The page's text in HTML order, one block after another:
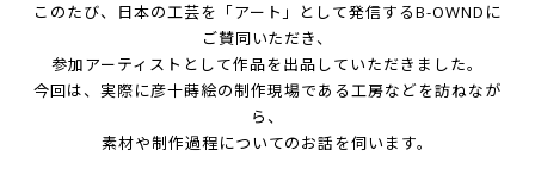
このたび、日本の工芸を「アート」として発信するB-OWNDに
ご賛同いただき、
参加アーティストとして作品を出品していただきました。
今回は、実際に彦十蒔絵の制作現場である工房などを訪ねなが
ら、
素材や制作過程についてのお話を伺います。